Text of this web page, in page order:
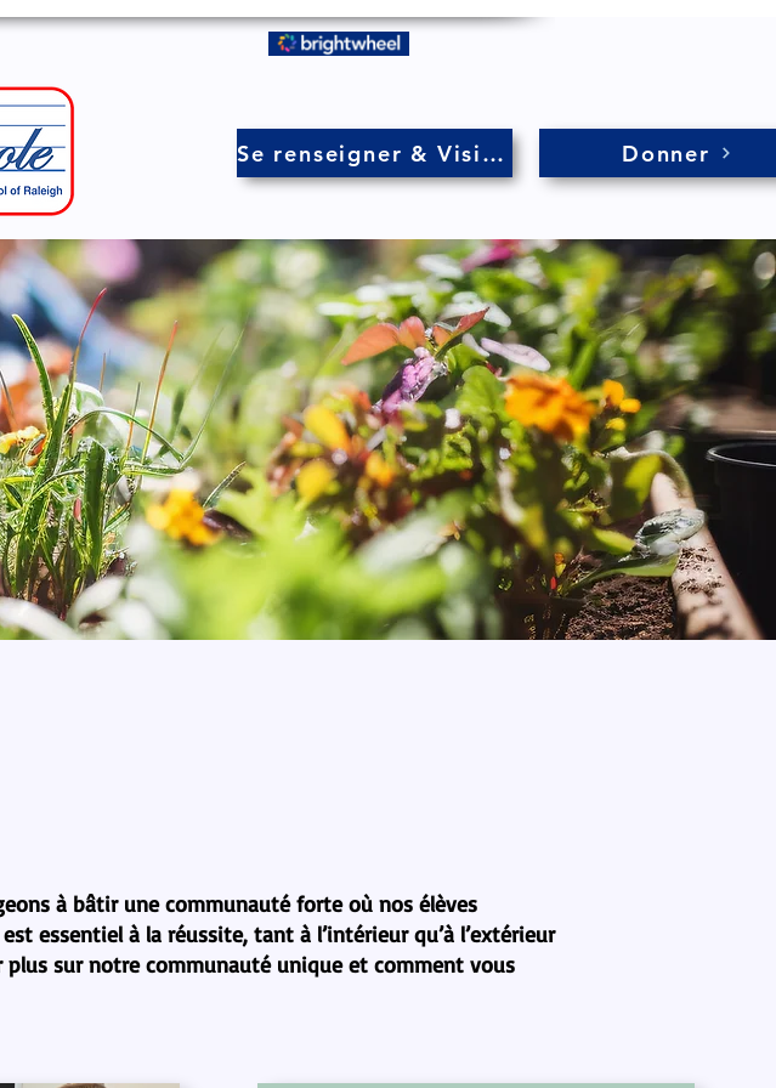
Se renseigner & Visiter Donner
à bâtir une communauté forte où nos élèves
essentiel à la réussite, tant à l’intérieur qu’à l’extérieur
plus sur notre communauté unique et comment vous